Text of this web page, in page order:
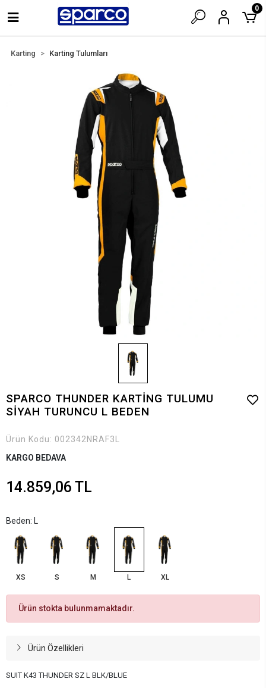
0
Karting Karting Tulumları
SPARCO THUNDER KARTİNG TULUMU
SİYAH TURUNCU L BEDEN
Ürün Kodu: 002342NRAF3L
KARGO BEDAVA
14.859,06 TL
Beden: L
XS S M L XL
Ürün stokta bulunmamaktadır.
Ürün Özellikleri
SUIT K43 THUNDER SZ L BLK/BLUE